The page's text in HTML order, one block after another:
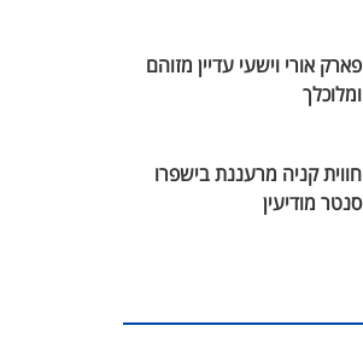
פארק אורי וישעי עדיין מזוהם
ומלוכלך
חווית קניה מרעננת בישפרו
סנטר מודיעין